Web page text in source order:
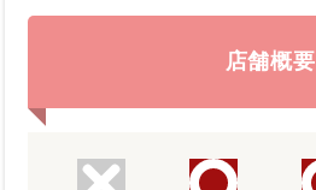
店舗概要